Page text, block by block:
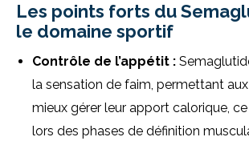
Les points forts du
le domaine sportif
Contrôle de l’appétit :
la sensation de faim, permettant
mieux gérer leur apport calorique,
lors des phases de définition